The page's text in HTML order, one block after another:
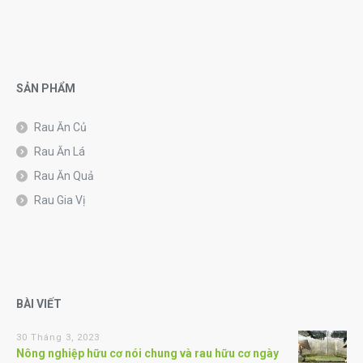
SẢN PHẨM
Rau Ăn Củ
Rau Ăn Lá
Rau Ăn Quả
Rau Gia Vị
BÀI VIẾT
30 Tháng 3, 2023
Nông nghiệp hữu cơ nói chung và rau hữu cơ ngày